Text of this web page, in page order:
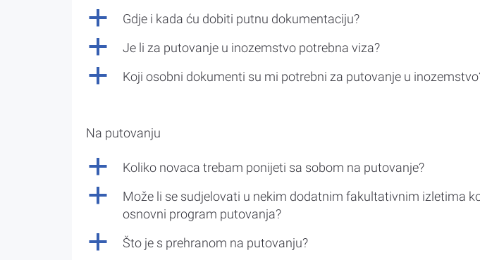
a Gdje i kada ću dobiti putnu dokumentaciju?
a Je li za putovanje u inozemstvo potrebna viza?
a Koji osobni dokumenti su mi potrebni za putovanje u
Na putovanju
a Koliko novaca trebam ponijeti sa sobom na putovanje?
a
Može li se sudjelovati u nekim dodatnim fakultativnim izletima
osnovni program putovanja?
a Što je s prehranom na putovanju?